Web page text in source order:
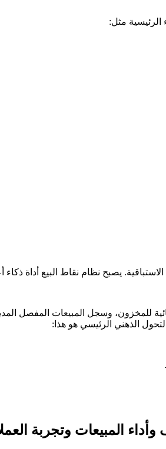
الرئيسية مثل:
الاستباقية. يصبح نظام نقاط البيع
للمخزون، وسجل المبيعات المفصل
الذهني الرئيسي هو هذا:
المبيعات وتجربة